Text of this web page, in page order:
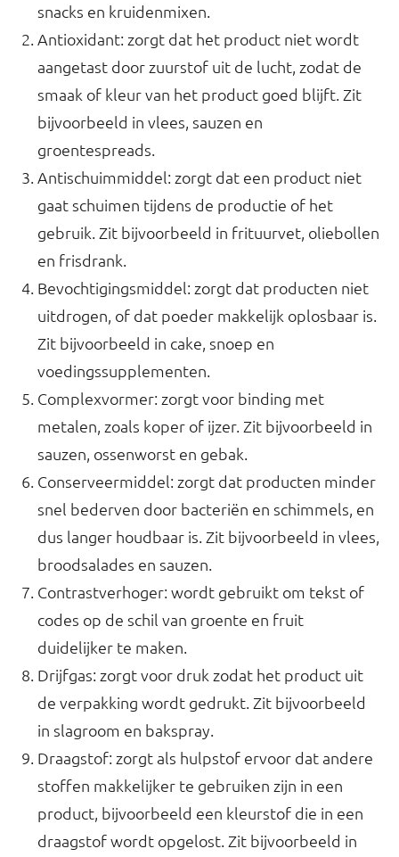
snacks en kruidenmixen.
Antioxidant: zorgt dat het product niet wordt
aangetast door zuurstof uit de lucht, zodat de
smaak of kleur van het product goed blijft. Zit
bijvoorbeeld in vlees, sauzen en
groentespreads.
Antischuimmiddel: zorgt dat een product niet
gaat schuimen tijdens de productie of het
gebruik. Zit bijvoorbeeld in frituurvet, oliebollen
en frisdrank.
Bevochtigingsmiddel: zorgt dat producten niet
uitdrogen, of dat poeder makkelijk oplosbaar is.
Zit bijvoorbeeld in cake, snoep en
voedingssupplementen.
Complexvormer: zorgt voor binding met
metalen, zoals koper of ijzer. Zit bijvoorbeeld in
sauzen, ossenworst en gebak.
Conserveermiddel: zorgt dat producten minder
snel bederven door bacteriën en schimmels, en
dus langer houdbaar is. Zit bijvoorbeeld in vlees,
broodsalades en sauzen.
Contrastverhoger: wordt gebruikt om tekst of
codes op de schil van groente en fruit
duidelijker te maken.
Drijfgas: zorgt voor druk zodat het product uit
de verpakking wordt gedrukt. Zit bijvoorbeeld
in slagroom en bakspray.
Draagstof: zorgt als hulpstof ervoor dat andere
stoffen makkelijker te gebruiken zijn in een
product, bijvoorbeeld een kleurstof die in een
draagstof wordt opgelost. Zit bijvoorbeeld in